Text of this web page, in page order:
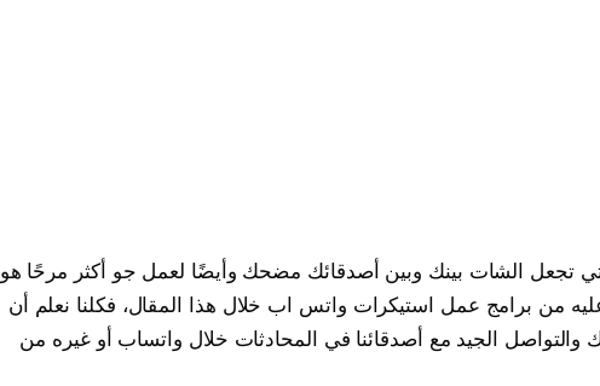
تجعل الشات بينك وبين أصدقائك مضحك وأيضًا لعمل جو أكثر مرحًا هو
من برامج عمل استيكرات واتس اب خلال هذا المقال، فكلنا نعلم أن
الجيد مع أصدقائنا في المحادثات خلال واتساب أو غيره من